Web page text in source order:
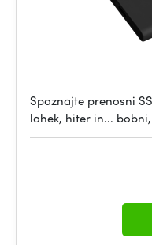
Spoznajte prenosni
lahek, hiter in...